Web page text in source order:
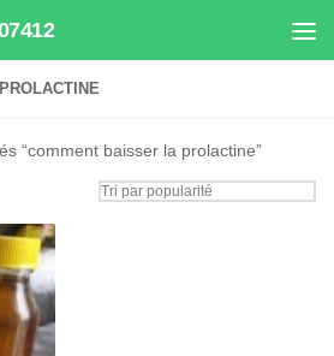
“comment baisser la prolactine”